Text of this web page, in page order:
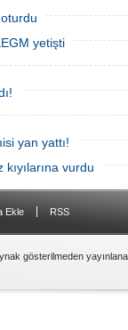
yetişti
yan yattı!
vurdu
Ekle RSS
gösterilmeden